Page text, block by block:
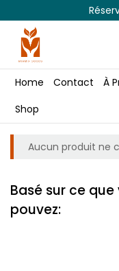
Home Contact
À
Shop
Aucun produit ne
Basé sur ce
pouvez: